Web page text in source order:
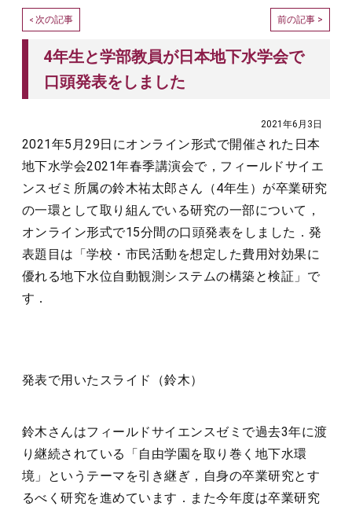
< 次の記事 前の記事 >
4年生と学部教員が日本地下水学会で
口頭発表をしました
2021年6月3日
2021年5月29日にオンライン形式で開催された日本
地下水学会2021年春季講演会で，フィールドサイエ
ンスゼミ所属の鈴木祐太郎さん（4年生）が卒業研究
の一環として取り組んでいる研究の一部について，
オンライン形式で15分間の口頭発表をしました．発
表題目は「学校・市民活動を想定した費用対効果に
優れる地下水位自動観測システムの構築と検証」で
す．
発表で用いたスライド（鈴木）
鈴木さんはフィールドサイエンスゼミで過去3年に渡
り継続されている「自由学園を取り巻く地下水環
境」というテーマを引き継ぎ，自身の卒業研究とす
るべく研究を進めています．また今年度は卒業研究